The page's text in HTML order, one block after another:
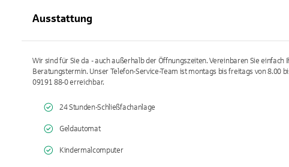
Ausstattung
Wir sind für Sie da - auch außerhalb der Öffnungszeiten. Vereinbaren Sie einfach
Beratungstermin. Unser Telefon-Service-Team ist montags bis freitags von 8.00
09191 88-0 erreichbar.
24 Stunden-Schließfachanlage
Geldautomat
Kindermalcomputer